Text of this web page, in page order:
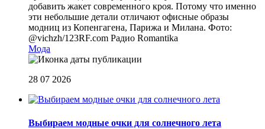
добавить жакет современного кроя. Потому что именно
эти небольшие детали отличают офисные образы
модниц из Копенгагена, Парижа и Милана. Фото:
@vichzh/123RF.com Радио Romantika
Мода
28 07 2026
Выбираем модные очки для солнечного лета